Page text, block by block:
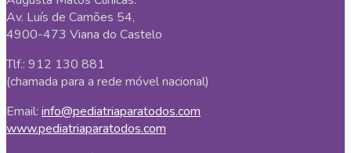
Av. Luís de Camões 54,
4900-473 Viana do Castelo
Tlf.: 912 130 881
(chamada para a rede móvel nacional)
Email: info@pediatriaparatodos.com
www.pediatriaparatodos.com